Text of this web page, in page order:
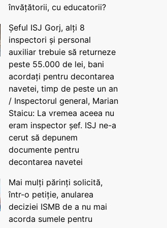
învățătorii, cu educatorii?
Șeful ISJ Gorj, alți 8
inspectori și personal
auxiliar trebuie să returneze
peste 55.000 de lei, bani
acordați pentru decontarea
navetei, timp de peste un an
/ Inspectorul general, Marian
Staicu: La vremea aceea nu
eram inspector șef. ISJ ne-a
cerut să depunem
documente pentru
decontarea navetei
Mai mulți părinți solicită,
într-o petiție, anularea
deciziei ISMB de a nu mai
acorda sumele pentru